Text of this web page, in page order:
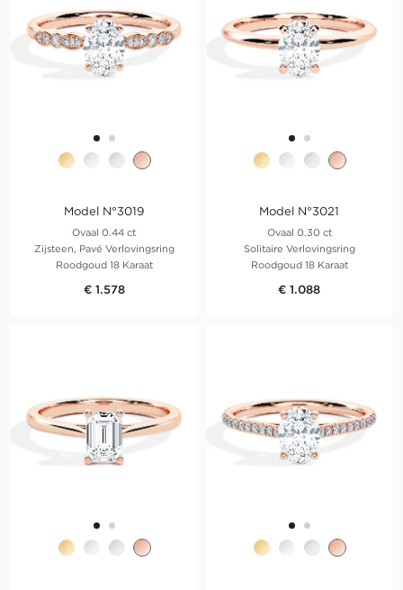
Model N°3019
Ovaal 0.44 ct
Zijsteen, Pavé Verlovingsring
Roodgoud 18 Karaat
€ 1.578
Model N°3021
Ovaal 0.30 ct
Solitaire Verlovingsring
Roodgoud 18 Karaat
€ 1.088